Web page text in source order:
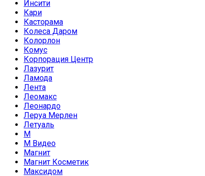
Инсити
Кари
Касторама
Колеса Даром
Колорлон
Комус
Корпорация Центр
Лазурит
Ламода
Лента
Леомакс
Леонардо
Леруа Мерлен
Летуаль
М
М Видео
Магнит
Магнит Косметик
Максидом